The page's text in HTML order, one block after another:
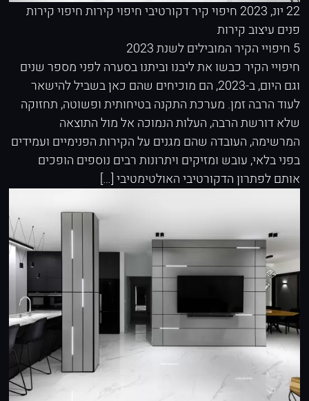
22 יונ, 2023 חיפוי קיר דקורטיביחיפוי קירותחיפוי קירות
פנים עיצוב קירות
5 חיפויי הקיר המובילים לשנת 2023
חיפויי הקיר כבשו את ליבנו וביתנו בסערה לפני מספר שנים
וגם היום, ב-2023, הם מוכיחים שהם כאן בשביל להישאר
לעוד הרבה זמן. מערכת התקנה בטיחותית ופשוטה, תחזוקה
שלא דורשת הרבה, העלות הנמוכה אל מול התוצאה
המרשימה, העובדה שהם מגנים על הקירות הפנימיים ועמידים
בפני בלאי, עובש ומזיקים ויתרונות רבים נוספים הופכים
אותם לפתרון הדקורטיבי האולטימטיבי […]